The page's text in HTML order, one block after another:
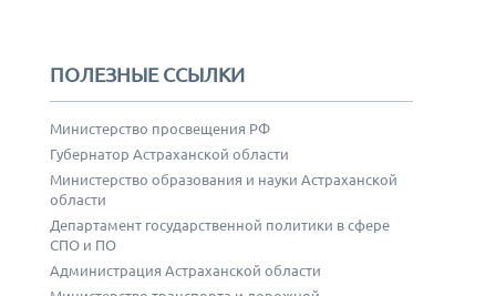
ПОЛЕЗНЫЕ ССЫЛКИ
Министерство просвещения РФ
Губернатор Астраханской области
Министерство образования и науки Астраханской
области
Департамент государственной политики в сфере
СПО и ПО
Администрация Астраханской области